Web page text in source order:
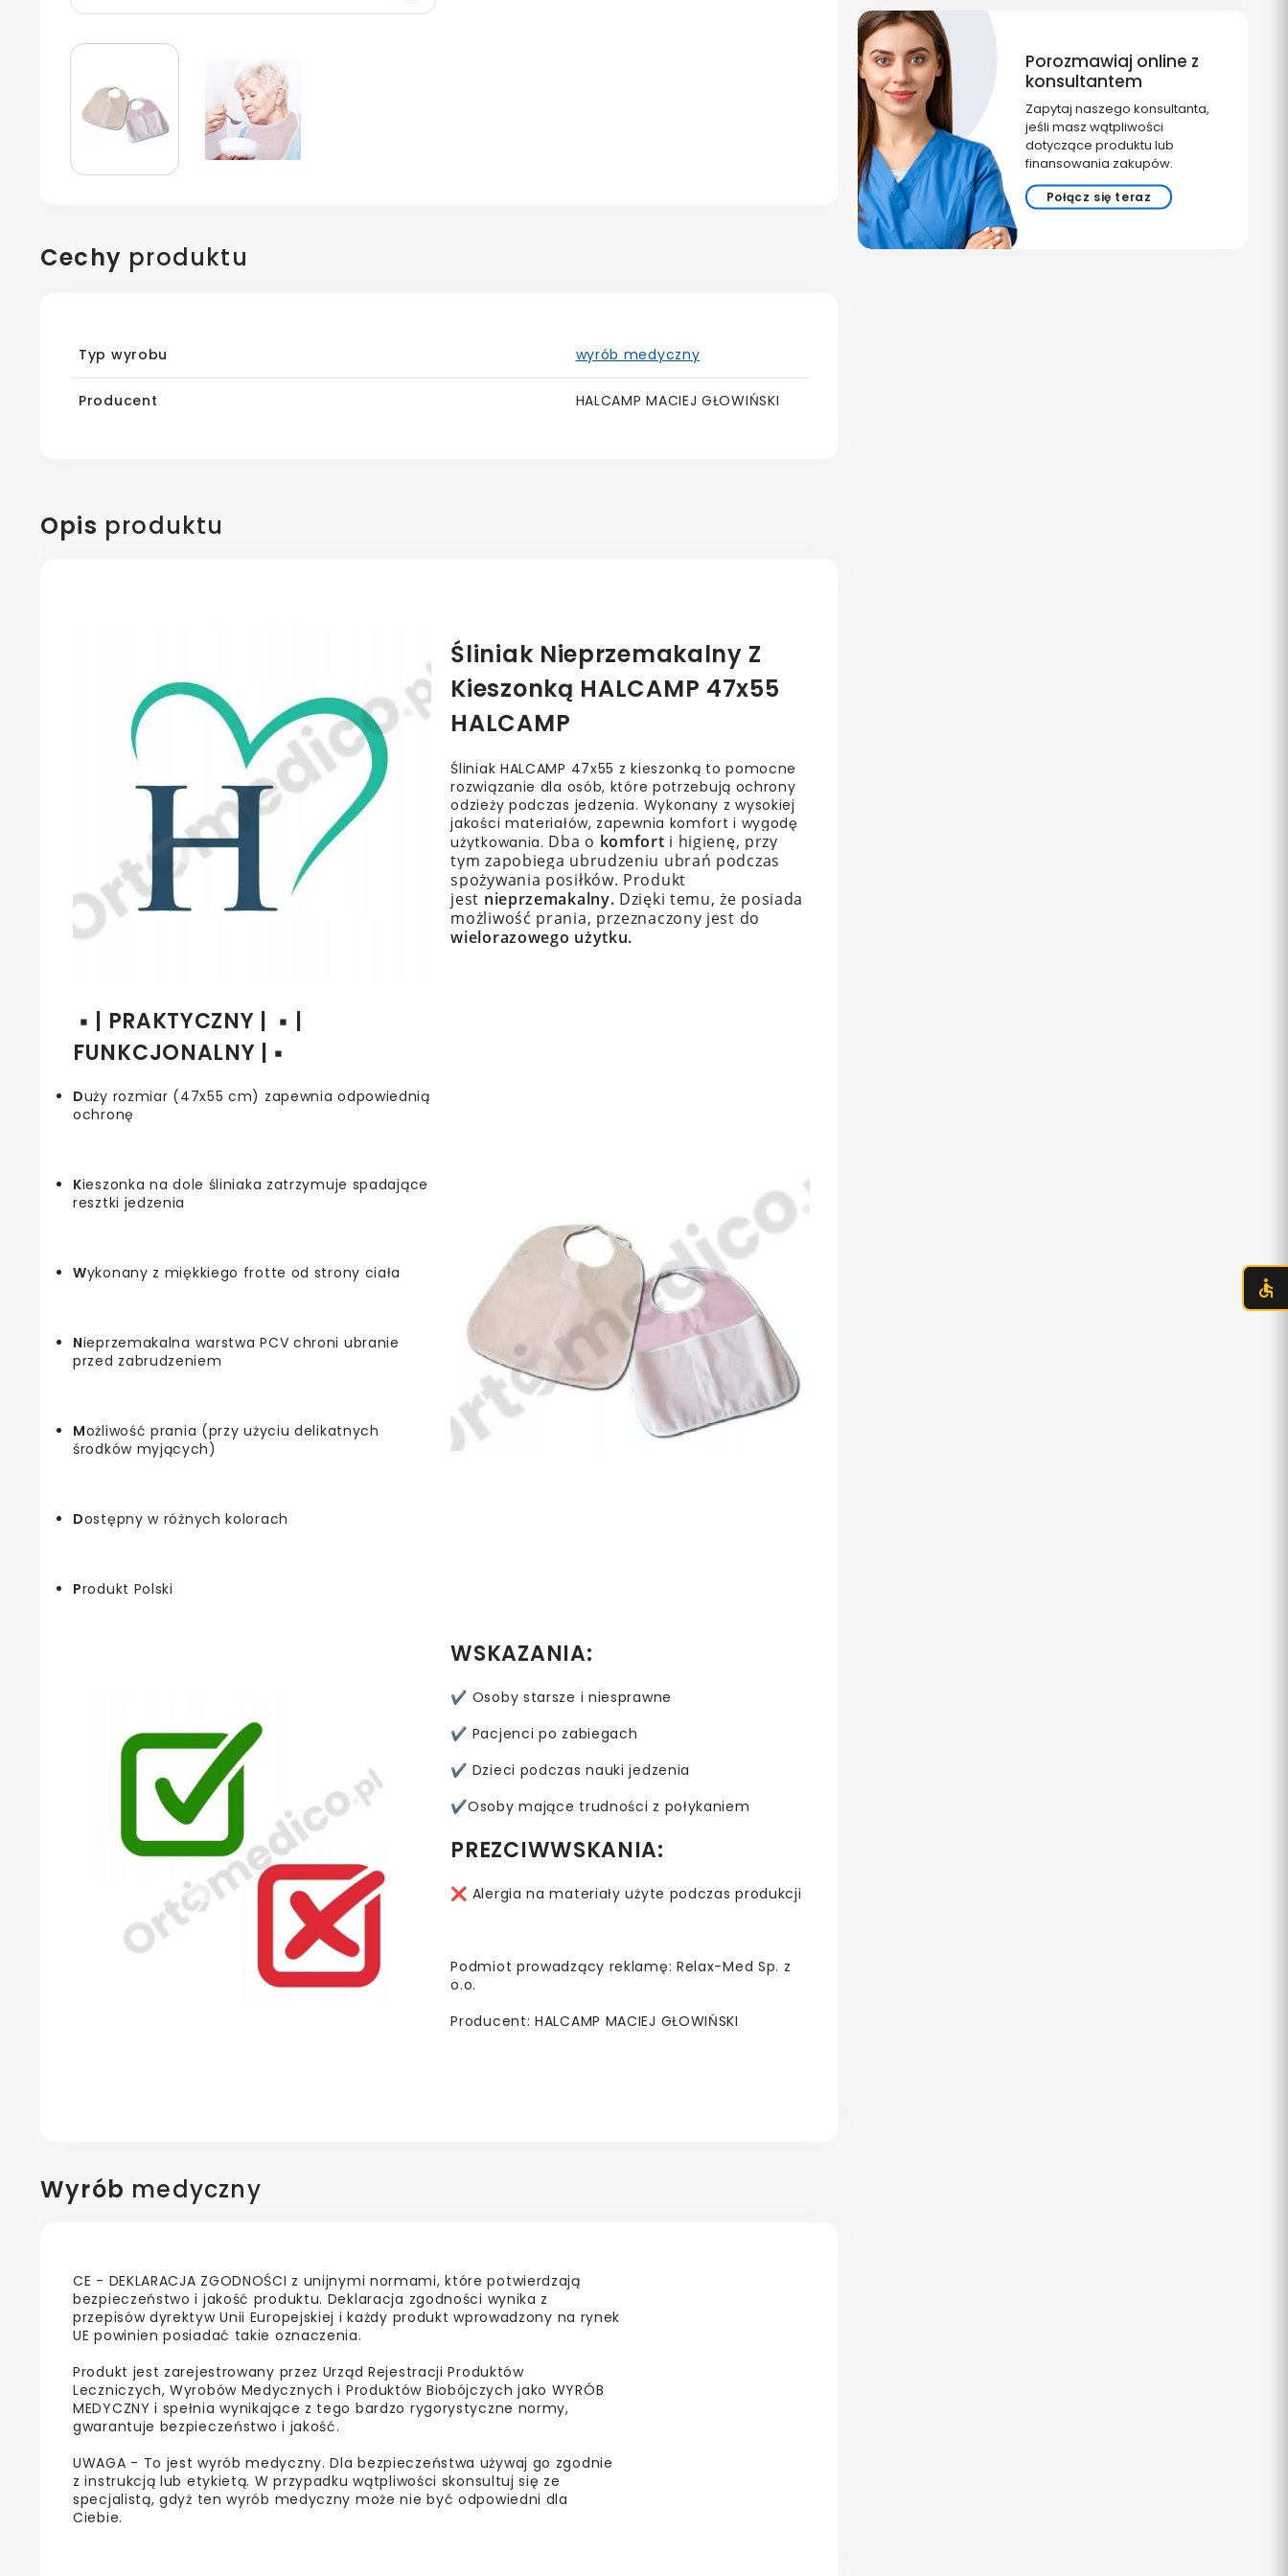
Porozmawiaj online z
konsultantem
Zapytaj naszego konsultanta,
jeśli masz wątpliwości
dotyczące produktu lub
finansowania zakupów.
Połącz się teraz
Cechy produktu
Typ wyrobu wyrób medyczny
Producent HALCAMP MACIEJ GŁOWIŃSKI
Opis produktu
Śliniak Nieprzemakalny Z
Kieszonką HALCAMP 47x55
HALCAMP
Śliniak HALCAMP 47x55 z kieszonką to pomocne
rozwiązanie dla osób, które potrzebują ochrony
odzieży podczas jedzenia. Wykonany z wysokiej
jakości materiałów, zapewnia komfort i wygodę
użytkowania. Dba o komfort i higienę, przy
tym zapobiega ubrudzeniu ubrań podczas
spożywania posiłków. Produkt
jest nieprzemakalny. Dzięki temu, że posiada
możliwość prania, przeznaczony jest do
wielorazowego użytku.
▪️ | PRAKTYCZNY | ▪️ |
FUNKCJONALNY | ▪️
Duży rozmiar (47x55 cm) zapewnia odpowiednią
ochronę
Kieszonka na dole śliniaka zatrzymuje spadające
resztki jedzenia
Wykonany z miękkiego frotte od strony ciała
Nieprzemakalna warstwa PCV chroni ubranie
przed zabrudzeniem
Możliwość prania (przy użyciu delikatnych
środków myjących)
Dostępny w różnych kolorach
Produkt Polski
WSKAZANIA:
✔️ Osoby starsze i niesprawne
✔️ Pacjenci po zabiegach
✔️ Dzieci podczas nauki jedzenia
✔️Osoby mające trudności z połykaniem
PREZCIWWSKANIA:
❌ Alergia na materiały użyte podczas produkcji
Podmiot prowadzący reklamę: Relax-Med Sp. z
o.o.
Producent: HALCAMP MACIEJ GŁOWIŃSKI
Wyrób medyczny
CE - DEKLARACJA ZGODNOŚCI z unijnymi normami, które potwierdzają
bezpieczeństwo i jakość produktu. Deklaracja zgodności wynika z
przepisów dyrektyw Unii Europejskiej i każdy produkt wprowadzony na rynek
UE powinien posiadać takie oznaczenia.
Produkt jest zarejestrowany przez Urząd Rejestracji Produktów
Leczniczych, Wyrobów Medycznych i Produktów Biobójczych jako WYRÓB
MEDYCZNY i spełnia wynikające z tego bardzo rygorystyczne normy,
gwarantuje bezpieczeństwo i jakość.
UWAGA - To jest wyrób medyczny. Dla bezpieczeństwa używaj go zgodnie
z instrukcją lub etykietą. W przypadku wątpliwości skonsultuj się ze
specjalistą, gdyż ten wyrób medyczny może nie być odpowiedni dla
Ciebie.